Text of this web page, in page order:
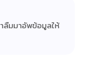
มมาอัพข้อมูลให้